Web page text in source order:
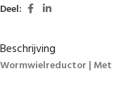
Deel:
Beschrijving
Wormwielreductor | Met